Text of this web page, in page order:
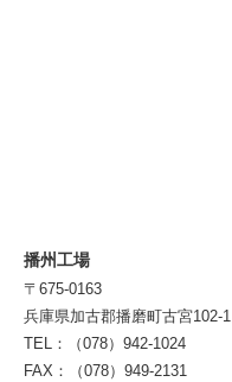
播州工場
〒675-0163
兵庫県加古郡播磨町古宮102-1
TEL：（078）942-1024
FAX：（078）949-2131